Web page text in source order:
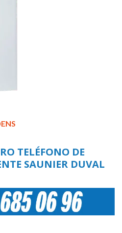
TELÉFONO DE
SAUNIER DUVAL